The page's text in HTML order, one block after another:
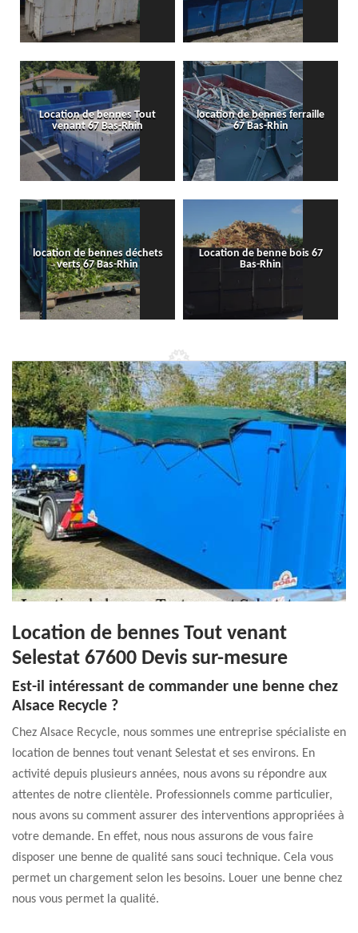
Location de bennes Tout
venant 67 Bas-Rhin
location de bennes ferraille
67 Bas-Rhin
location de bennes déchets
verts 67 Bas-Rhin
Location de benne bois 67
Bas-Rhin
Location de bennes Tout venant
Selestat 67600 Devis sur-mesure
Est-il intéressant de commander une benne chez
Alsace Recycle ?
Chez Alsace Recycle, nous sommes une entreprise spécialiste en
location de bennes tout venant Selestat et ses environs. En
activité depuis plusieurs années, nous avons su répondre aux
attentes de notre clientèle. Professionnels comme particulier,
nous avons su comment assurer des interventions appropriées à
votre demande. En effet, nous nous assurons de vous faire
disposer une benne de qualité sans souci technique. Cela vous
permet un chargement selon les besoins. Louer une benne chez
nous vous permet la qualité.